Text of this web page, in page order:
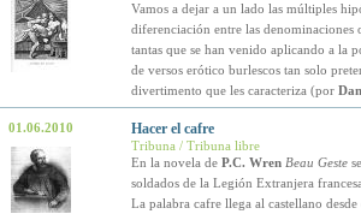
Vamos a dejar a un lado las múltiples
diferenciación entre las
tantas que se han venido aplicando a la
de versos erótico burlescos tan solo
divertimento que les caracteriza (por
01.06.2010 Hacer el cafre
Tribuna / Tribuna libre
En la novela de P.C. Wren Beau Geste
soldados de la Legión Extranjera
La palabra cafre llega al castellano